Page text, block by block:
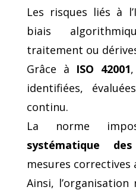
Les risques liés à
biais
traitement ou
Grâce à ISO 42001
identifiées,
continu.
La norme
systématique
mesures correctives
Ainsi,